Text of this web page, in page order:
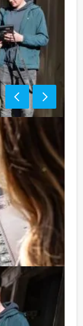
uw drankje af
uur (excl.
fris,
niet
voor
aantal
personen